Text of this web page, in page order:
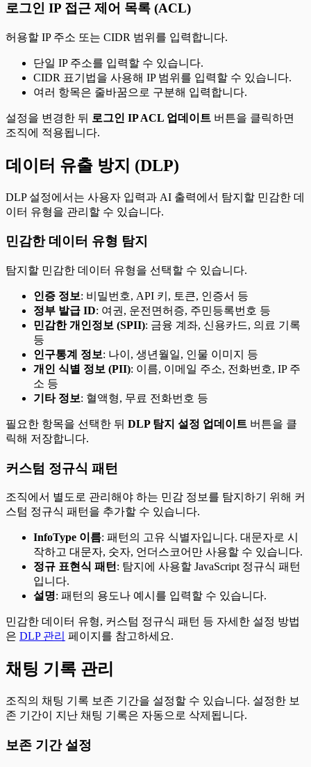
로그인 IP 접근 제어 목록 (ACL)
허용할 IP 주소 또는 CIDR 범위를 입력합니다.
단일 IP 주소를 입력할 수 있습니다.
CIDR 표기법을 사용해 IP 범위를 입력할 수 있습니다.
여러 항목은 줄바꿈으로 구분해 입력합니다.
설정을 변경한 뒤 로그인 IP ACL 업데이트 버튼을 클릭하면
조직에 적용됩니다.
데이터 유출 방지 (DLP)
DLP 설정에서는 사용자 입력과 AI 출력에서 탐지할 민감한 데
이터 유형을 관리할 수 있습니다.
민감한 데이터 유형 탐지
탐지할 민감한 데이터 유형을 선택할 수 있습니다.
인증 정보: 비밀번호, API 키, 토큰, 인증서 등
정부 발급 ID: 여권, 운전면허증, 주민등록번호 등
민감한 개인정보 (SPII): 금융 계좌, 신용카드, 의료 기록
등
인구통계 정보: 나이, 생년월일, 인물 이미지 등
개인 식별 정보 (PII): 이름, 이메일 주소, 전화번호, IP 주
소 등
기타 정보: 혈액형, 무료 전화번호 등
필요한 항목을 선택한 뒤 DLP 탐지 설정 업데이트 버튼을 클
릭해 저장합니다.
커스텀 정규식 패턴
조직에서 별도로 관리해야 하는 민감 정보를 탐지하기 위해 커
스텀 정규식 패턴을 추가할 수 있습니다.
InfoType 이름: 패턴의 고유 식별자입니다. 대문자로 시
작하고 대문자, 숫자, 언더스코어만 사용할 수 있습니다.
정규 표현식 패턴: 탐지에 사용할 JavaScript 정규식 패턴
입니다.
설명: 패턴의 용도나 예시를 입력할 수 있습니다.
민감한 데이터 유형, 커스텀 정규식 패턴 등 자세한 설정 방법
은 DLP 관리 페이지를 참고하세요.
채팅 기록 관리
조직의 채팅 기록 보존 기간을 설정할 수 있습니다. 설정한 보
존 기간이 지난 채팅 기록은 자동으로 삭제됩니다.
보존 기간 설정